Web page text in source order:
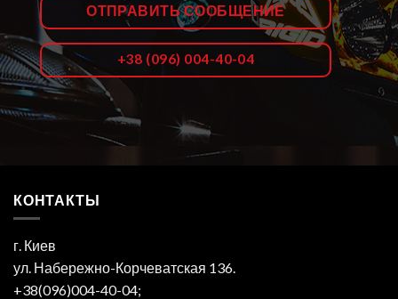
ОТПРАВИТЬ СООБЩЕНИЕ
+38 (096) 004-40-04
КОНТАКТЫ
г. Киев
ул. Набережно-Корчеватская 136.
+38(096)004-40-04;